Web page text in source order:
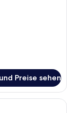
Preise sehen
Hotelzimmer mit